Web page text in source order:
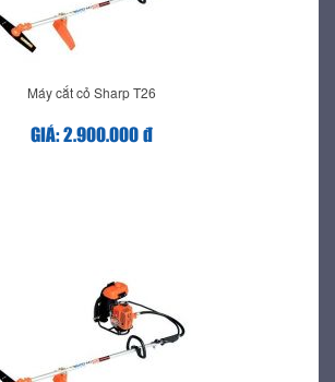
Máy cắt cỏ Sharp T26
GIÁ: 2.900.000 đ